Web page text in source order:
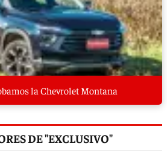
la Chevrolet Montana
DE "EXCLUSIVO"